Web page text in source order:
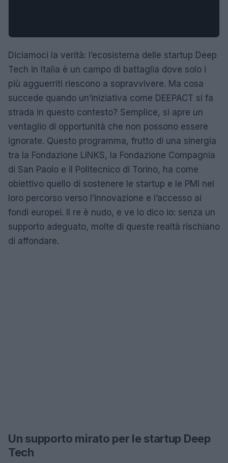
Diciamoci la verità: l’ecosistema delle startup Deep
Tech in Italia è un campo di battaglia dove solo i
più agguerriti riescono a sopravvivere. Ma cosa
succede quando un’iniziativa come DEEPACT si fa
strada in questo contesto? Semplice, si apre un
ventaglio di opportunità che non possono essere
ignorate. Questo programma, frutto di una sinergia
tra la Fondazione LINKS, la Fondazione Compagnia
di San Paolo e il Politecnico di Torino, ha come
obiettivo quello di sostenere le startup e le PMI nel
loro percorso verso l’innovazione e l’accesso ai
fondi europei. Il re è nudo, e ve lo dico io: senza un
supporto adeguato, molte di queste realtà rischiano
di affondare.
Un supporto mirato per le startup Deep
Tech